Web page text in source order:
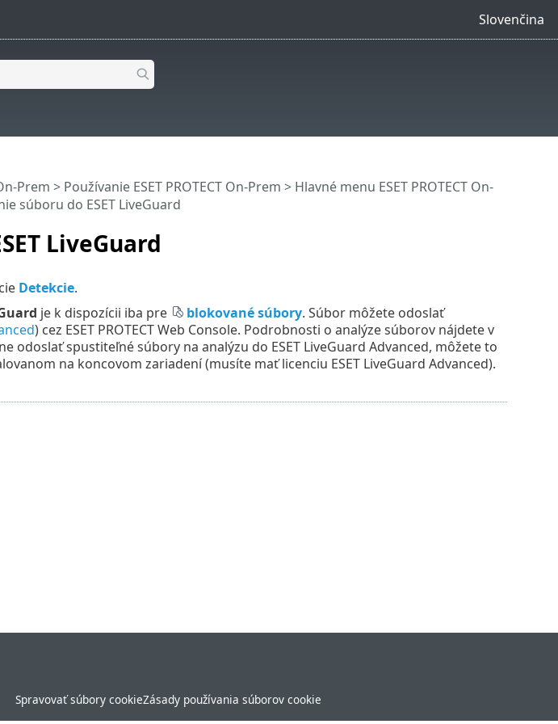
Slovenčina
LiveGuard
Prem > Používanie ESET PROTECT On-Prem > Hlavné menu ESET PROTECT On-
súboru do ESET LiveGuard
Detekcie.
je k dispozícii iba pre blokované súbory. Súbor môžete odoslať
) cez ESET PROTECT Web Console. Podrobnosti o analýze súborov nájdete v
odoslať spustiteľné súbory na analýzu do ESET LiveGuard Advanced, môžete to
na koncovom zariadení (musíte mať licenciu ESET LiveGuard Advanced).
Spravovať súbory cookieZásady používania súborov cookie